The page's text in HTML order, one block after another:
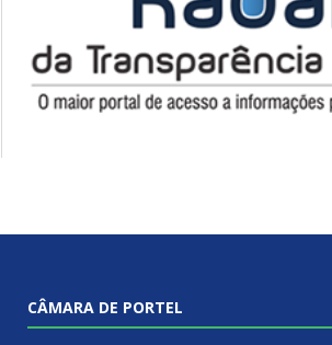
CÂMARA DE PORTEL